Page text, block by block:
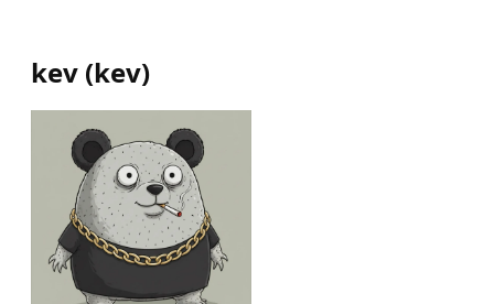
kev (kev)